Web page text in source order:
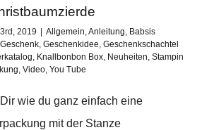
2019 Allgemein,Anleitung, Babsis
Geschenk, Geschenkidee, Geschenkschachtel
, Knallbonbon Box, Neuheiten, Stampin
, Video, You Tube
wie du ganz einfach eine
mit der Stanze